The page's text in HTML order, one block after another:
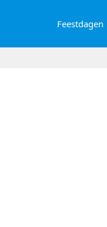
Feestdagen